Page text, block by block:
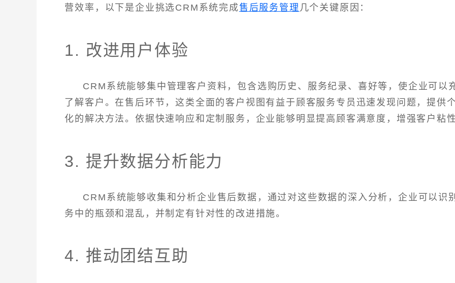
营效率，以下是企业挑选CRM系统完成售后服务管理 几个关键原因：
1. 改进用户体验
CRM系统能够集中管理客户资料，包含选购历史、服务纪录、喜好等，使企业可以
了解客户。在售后环节，这类全面的客户视图有益于顾客服务专员迅速发现问题，提供
化的解决方法。依据快速响应和定制服务，企业能够明显提高顾客满意度，增强客户粘性
3. 提升数据分析能力
CRM系统能够收集和分析企业售后数据，通过对这些数据的深入分析，企业可以识
务中的瓶颈和混乱，并制定有针对性的改进措施。
4. 推动团结互助